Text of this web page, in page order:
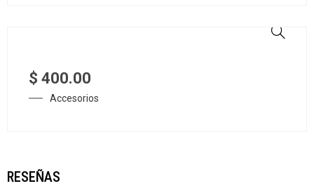
Accesorios
$ 400.00
RESEÑAS